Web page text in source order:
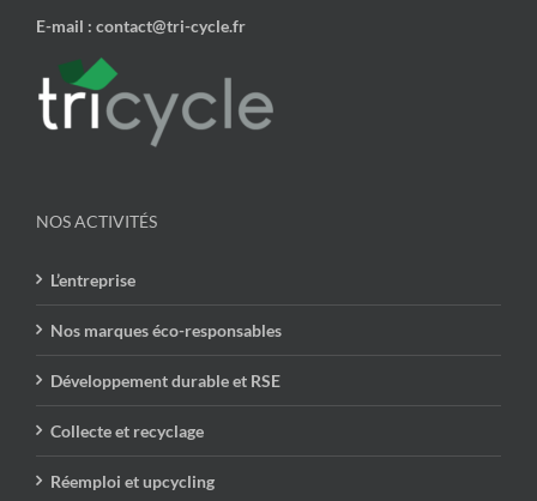
E-mail : contact@tri-cycle.fr
NOS ACTIVITÉS
L’entreprise
Nos marques éco-responsables
Développement durable et RSE
Collecte et recyclage
Réemploi et upcycling